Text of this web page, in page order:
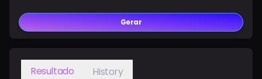
Gerar
Resultado History